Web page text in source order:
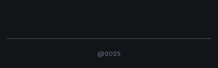
@2025